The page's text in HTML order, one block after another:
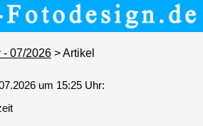
- 07/2026 > Artikel
um 15:25 Uhr: